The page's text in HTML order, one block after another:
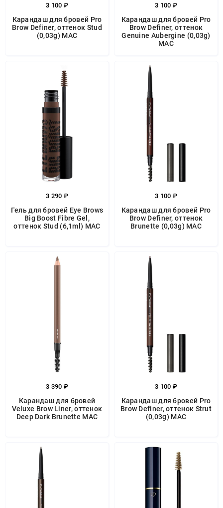
3 100 ₽
Карандаш для бровей Pro
Brow Definer, оттенок Stud
(0,03g) MAC
3 100 ₽
Карандаш для бровей Pro
Brow Definer, оттенок
Genuine Aubergine (0,03g)
MAC
3 290 ₽
Гель для бровей Eye Brows
Big Boost Fibre Gel,
оттенок Stud (6,1ml) MAC
3 100 ₽
Карандаш для бровей Pro
Brow Definer, оттенок
Brunette (0,03g) MAC
3 390 ₽
Карандаш для бровей
Veluxe Brow Liner, оттенок
Deep Dark Brunette MAC
3 100 ₽
Карандаш для бровей Pro
Brow Definer, оттенок Strut
(0,03g) MAC